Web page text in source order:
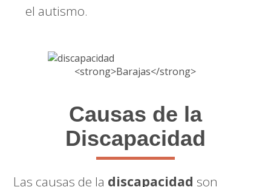
el autismo.
Causas de la
Discapacidad
Las causas de la discapacidad son